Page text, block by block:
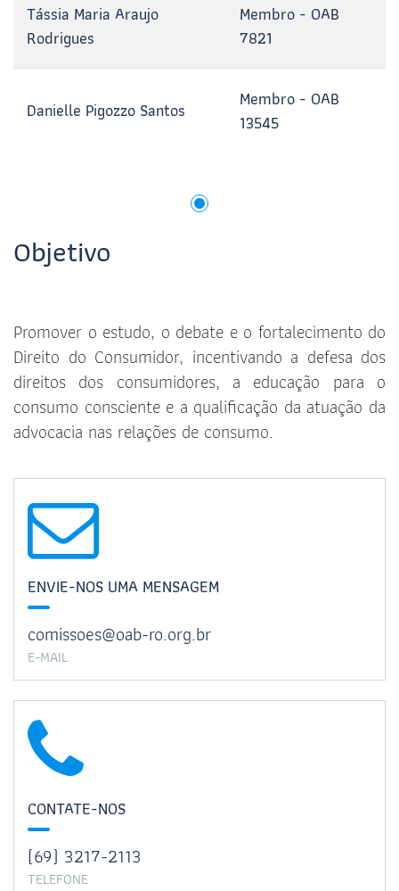
Tássia Maria Araujo
Rodrigues
Membro - OAB
7821
Danielle Pigozzo Santos
Membro - OAB
13545
Objetivo
Promover o estudo, o debate e o fortalecimento do
Direito do Consumidor, incentivando a defesa dos
direitos dos consumidores, a educação para o
consumo consciente e a qualificação da atuação da
advocacia nas relações de consumo.
ENVIE-NOS UMA MENSAGEM
comissoes@oab-ro.org.br
E-MAIL
CONTATE-NOS
(69) 3217-2113
TELEFONE